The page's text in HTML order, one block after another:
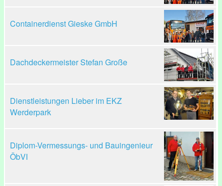
Containerdienst Gieske GmbH
Dachdeckermeister Stefan Große
Dienstleistungen Lieber im EKZ
Werderpark
Diplom-Vermessungs- und Bauingenieur
ÖbVI